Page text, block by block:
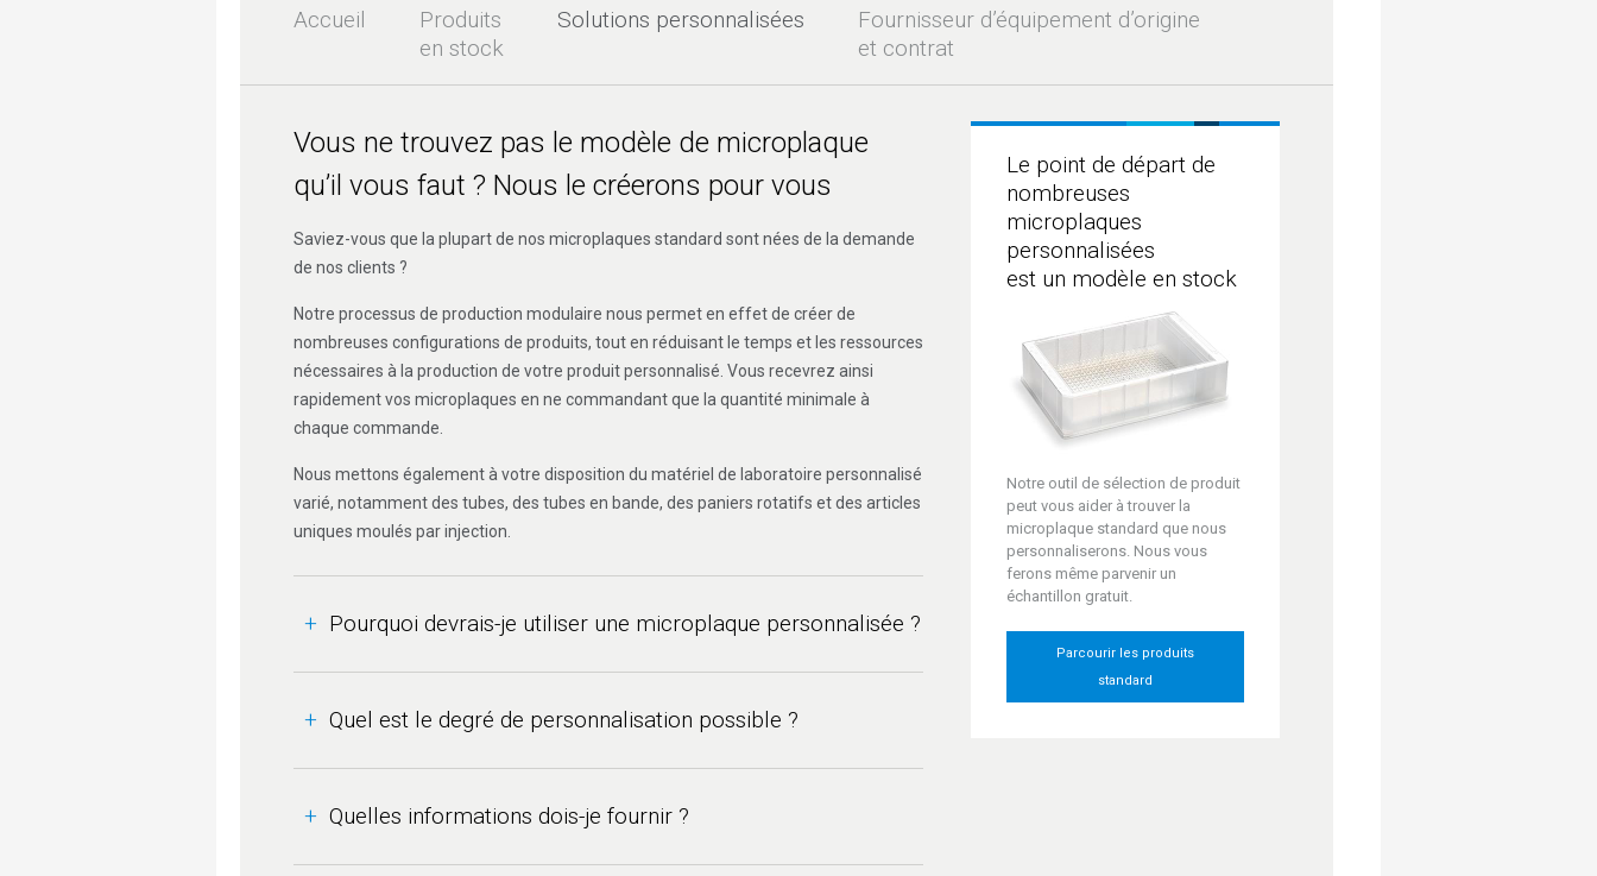
Accueil
Produits
en stock
Solutions personnalisées
Fournisseur d’équipement d’origine
et contrat
Vous ne trouvez pas le modèle de microplaque
qu’il vous faut ? Nous le créerons pour vous
Saviez-vous que la plupart de nos microplaques standard sont nées de la demande
de nos clients ?
Notre processus de production modulaire nous permet en effet de créer de
nombreuses configurations de produits, tout en réduisant le temps et les ressources
nécessaires à la production de votre produit personnalisé. Vous recevrez ainsi
rapidement vos microplaques en ne commandant que la quantité minimale à
chaque commande.
Nous mettons également à votre disposition du matériel de laboratoire personnalisé
varié, notamment des tubes, des tubes en bande, des paniers rotatifs et des articles
uniques moulés par injection.
Pourquoi devrais-je utiliser une microplaque personnalisée ?
microplaques standard parmi lesquelles choisir, celle qui répondra à vos
exemple que des matériaux récemment développés ne soient pas encore
de transposition d’échelleparticuliers.
Quel est le degré de personnalisation possible ?
l’outillage, le moulage par injection, l’assemblage, le contrôle qualité et
complexe.
Quelles informations dois-je fournir ?
Le point de départ de
nombreuses
microplaques
personnalisées
est un modèle en stock
Notre outil de sélection de produit
peut vous aider à trouver la
microplaque standard que nous
personnaliserons. Nous vous
ferons même parvenir un
échantillon gratuit.
Parcourir les produits
standard